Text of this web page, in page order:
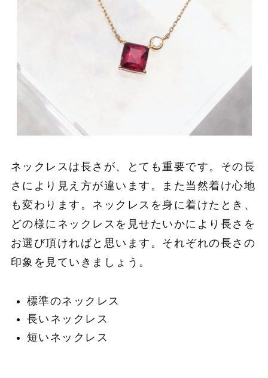
ネックレスは長さが、とても重要です。その長
さにより見え方が違います。また当然着け心地
も変わります。ネックレスを身に着けたとき、
どの様にネックレスを見せたいかにより長さを
お選び頂ければと思います。それぞれの長さの
印象を見ていきましょう。
標準のネックレス
長いネックレス
短いネックレス